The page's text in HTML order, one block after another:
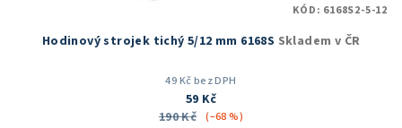
Hodinový strojek tichý 5/12 mm 6168S Skladem v ČR
49 Kč bez DPH
59 Kč
190 Kč (–68 %)
KÓD: 6168S2-5-12